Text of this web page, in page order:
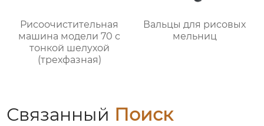
Рисоочистительная
машина модели 70 с
тонкой шелухой
(трехфазная)
Вальцы для рисовых
мельниц
Связанный Поиск